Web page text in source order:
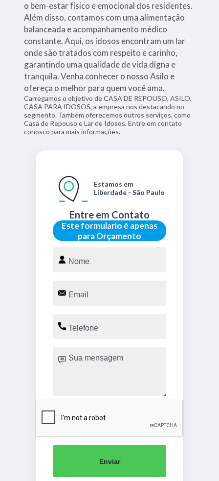
o bem-estar físico e emocional dos residentes.
Além disso, contamos com uma alimentação
balanceada e acompanhamento médico
constante. Aqui, os idosos encontram um lar
onde são tratados com respeito e carinho,
garantindo uma qualidade de vida digna e
tranquila. Venha conhecer o nosso Asilo e
ofereça o melhor para quem você ama.
Carregamos o objetivo de CASA DE REPOUSO, ASILO,
CASA PARA IDOSOS, a empresa nos destacando no
segmento. Também oferecemos outros serviços, como
Casa de Repouso e Lar de Idosos. Entre em contato
conosco para mais informações.
Este formulario é apenas
para Orçamento
Entre em Contato
Estamos em
Liberdade - São Paulo
Enviar